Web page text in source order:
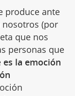
produce ante
(por
que nos
personas que
es la emoción